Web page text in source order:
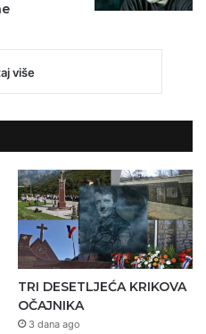
više
TRI DESETLJEĆA KRIKOVA
OČAJNIKA
3 dana ago